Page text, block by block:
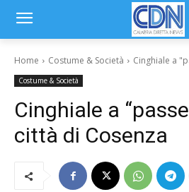
Home Costume & Società Cinghiale a
Costume & Società
Cinghiale a
città di Cosenza